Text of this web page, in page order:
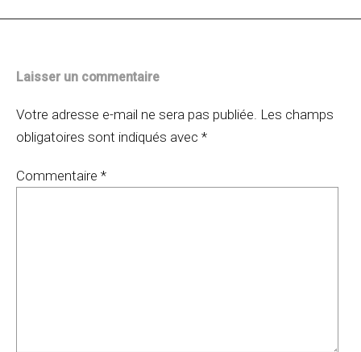
Laisser un commentaire
Votre adresse e-mail ne sera pas publiée. Les champs
obligatoires sont indiqués avec *
Commentaire *